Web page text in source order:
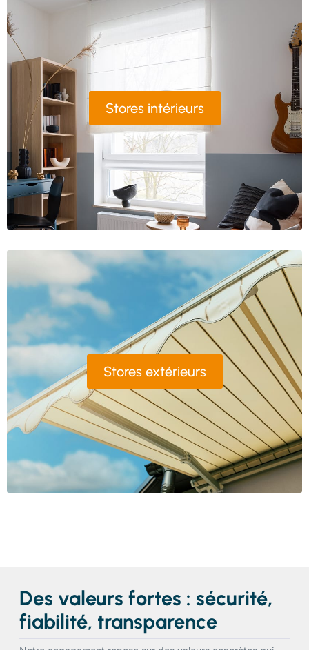
Stores intérieurs
Stores extérieurs
Des valeurs fortes : sécurité,
fiabilité, transparence